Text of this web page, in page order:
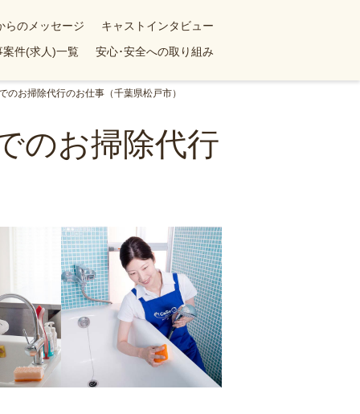
らのメッセージ
キャストインタビュー
案件(求人)一覧 安心･安全への取り組み
お掃除代行のお仕事（千葉県松戸市）
のお掃除代行